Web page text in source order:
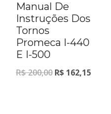
Manual De
Instruções Dos
Tornos
Promeca I-440
E I-500
R$200,00 R$ 162,15